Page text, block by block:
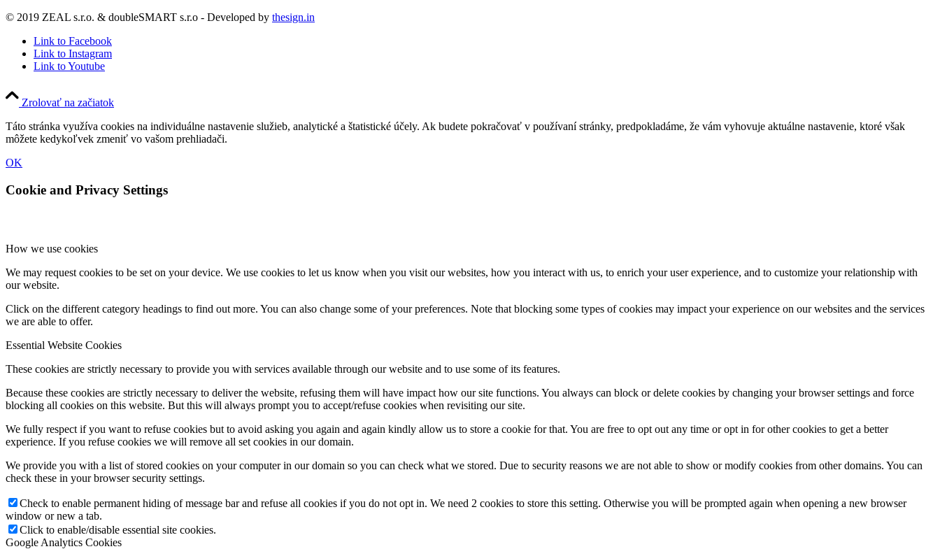
© 2019 ZEAL s.r.o. & doubleSMART s.r.o - Developed by thesign.in
Link to Facebook
Link to Instagram
Link to Youtube
Zrolovať na začiatok
Táto stránka využíva cookies na individuálne nastavenie služieb, analytické a štatistické účely. Ak budete pokračovať v používaní stránky, predpokladáme, že vám vyhovuje aktuálne nastavenie, ktoré však
môžete kedykoľvek zmeniť vo vašom prehliadači.
OK
Cookie and Privacy Settings
How we use cookies
We may request cookies to be set on your device. We use cookies to let us know when you visit our websites, how you interact with us, to enrich your user experience, and to customize your relationship with
our website.
Click on the different category headings to find out more. You can also change some of your preferences. Note that blocking some types of cookies may impact your experience on our websites and the services
we are able to offer.
Essential Website Cookies
These cookies are strictly necessary to provide you with services available through our website and to use some of its features.
Because these cookies are strictly necessary to deliver the website, refusing them will have impact how our site functions. You always can block or delete cookies by changing your browser settings and force
blocking all cookies on this website. But this will always prompt you to accept/refuse cookies when revisiting our site.
We fully respect if you want to refuse cookies but to avoid asking you again and again kindly allow us to store a cookie for that. You are free to opt out any time or opt in for other cookies to get a better
experience. If you refuse cookies we will remove all set cookies in our domain.
We provide you with a list of stored cookies on your computer in our domain so you can check what we stored. Due to security reasons we are not able to show or modify cookies from other domains. You can
check these in your browser security settings.
Check to enable permanent hiding of message bar and refuse all cookies if you do not opt in. We need 2 cookies to store this setting. Otherwise you will be prompted again when opening a new browser
window or new a tab.
Click to enable/disable essential site cookies.
Google Analytics Cookies